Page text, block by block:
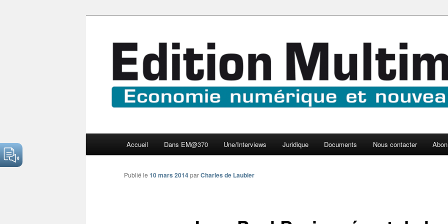
Edition Multimédi@
Accueil Dans EM@370 Une/Interviews Juridique Documents Nous contacter
Publié le 10 mars 2014parCharles de Laubier